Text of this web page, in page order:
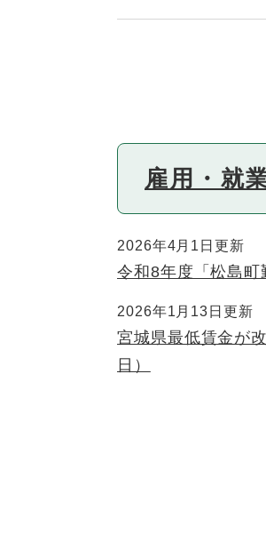
雇用・就
2026年4月1日更新
令和8年度「松島
2026年1月13日更新
宮城県最低賃金が
日）